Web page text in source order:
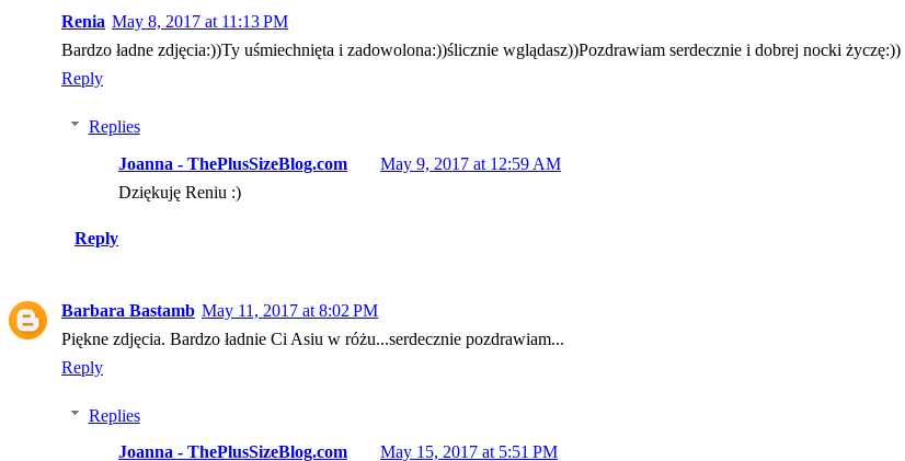
Renia May 8, 2017 at 11:13 PM
Bardzo ładne zdjęcia:))Ty uśmiechnięta i zadowolona:))ślicznie wglądasz))Pozdrawiam serdecznie i dobrej nocki życzę:))
Reply
Replies
Joanna - ThePlusSizeBlog.com
May 9, 2017 at 12:59 AM
Dziękuję Reniu :)
Reply
Barbara Bastamb May 11, 2017 at 8:02 PM
Piękne zdjęcia. Bardzo ładnie Ci Asiu w różu...serdecznie pozdrawiam...
Reply
Replies
Joanna - ThePlusSizeBlog.com
May 15, 2017 at 5:51 PM